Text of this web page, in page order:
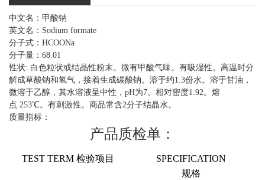
中文名：甲酸钠
英文名：Sodium formate
分子式：HCOONa
分子量：68.01
性状: 白色粒状或结晶性粉末。微有甲酸气味。有吸湿性。高温时分
解成草酸钠和氢气，接着生成碳酸钠。溶于约1.3份水。溶于甘油，
微溶于乙醇，其水溶液呈中性，pH为7。相对密度1.92。熔
点 253℃。有刺激性。商品常含2分子结晶水。
质量指标：
产品质检单：
TEST TERM 检验项目
SPECIFICATION
规格